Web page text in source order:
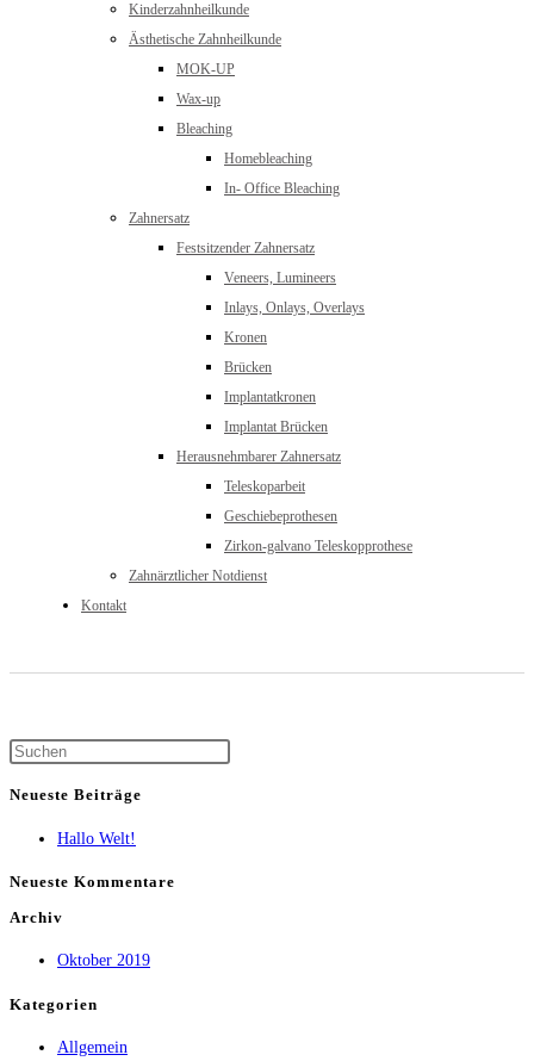
Kinderzahnheilkunde
Ästhetische Zahnheilkunde
MOK-UP
Wax-up
Bleaching
Homebleaching
In- Office Bleaching
Zahnersatz
Festsitzender Zahnersatz
Veneers, Lumineers
Inlays, Onlays, Overlays
Kronen
Brücken
Implantatkronen
Implantat Brücken
Herausnehmbarer Zahnersatz
Teleskoparbeit
Geschiebeprothesen
Zirkon-galvano Teleskopprothese
Zahnärztlicher Notdienst
Kontakt
Neueste Beiträge
Hallo Welt!
Neueste Kommentare
Archiv
Oktober 2019
Kategorien
Allgemein